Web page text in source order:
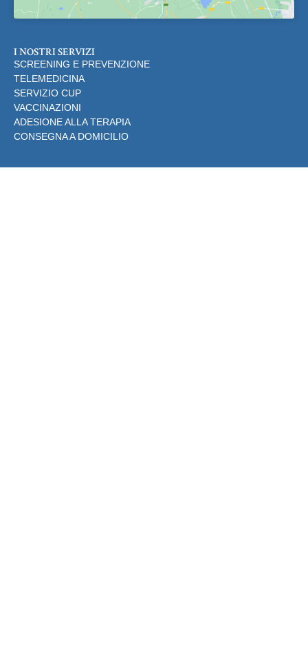
I NOSTRI SERVIZI
SCREENING E PREVENZIONE
TELEMEDICINA
SERVIZIO CUP
VACCINAZIONI
ADESIONE ALLA TERAPIA
CONSEGNA A DOMICILIO